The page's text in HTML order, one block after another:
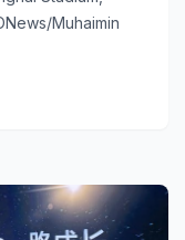
Muhaimin